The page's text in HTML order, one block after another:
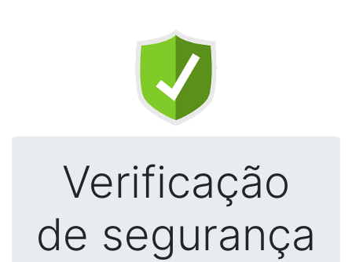
Verificação
de segurança